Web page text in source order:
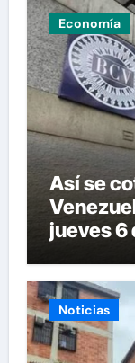
Economía
Así se
jueves 6
Noticias